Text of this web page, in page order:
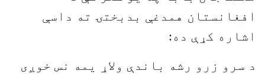
افغانستان همدغې بدبختۍ ته داسې
اشاره کړې ده:
د سرو زرو رشه باندې ولاړ يمه نس خوږی